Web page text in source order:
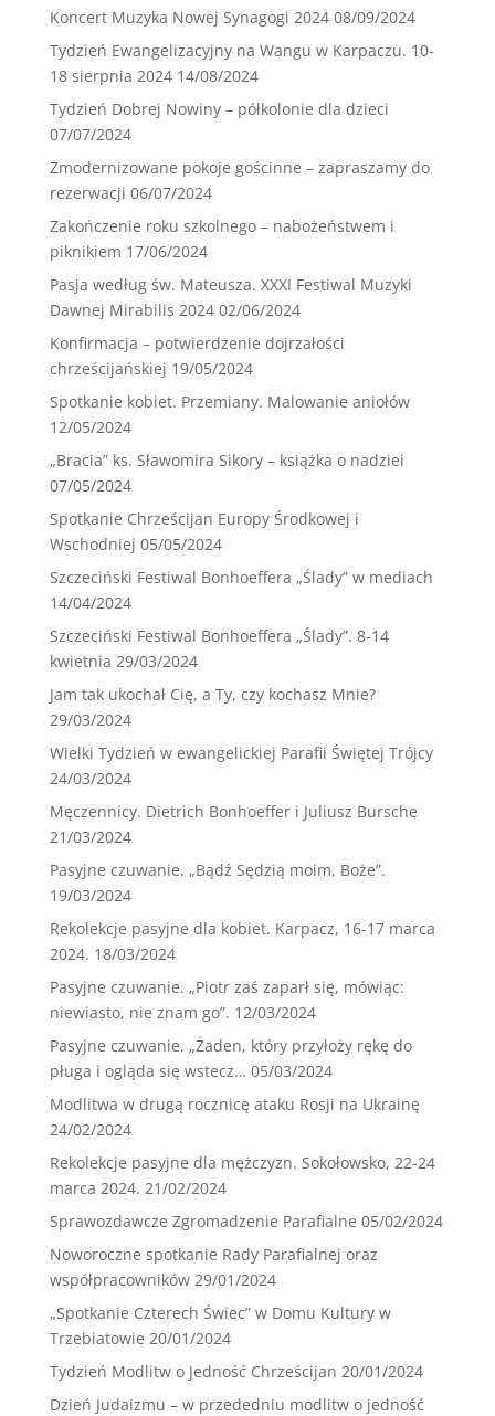
Koncert Muzyka Nowej Synagogi 2024 08/09/2024
Tydzień Ewangelizacyjny na Wangu w Karpaczu. 10-
18 sierpnia 2024 14/08/2024
Tydzień Dobrej Nowiny – półkolonie dla dzieci
07/07/2024
Zmodernizowane pokoje gościnne – zapraszamy do
rezerwacji 06/07/2024
Zakończenie roku szkolnego – nabożeństwem i
piknikiem 17/06/2024
Pasja według św. Mateusza. XXXI Festiwal Muzyki
Dawnej Mirabilis 2024 02/06/2024
Konfirmacja – potwierdzenie dojrzałości
chrześcijańskiej 19/05/2024
Spotkanie kobiet. Przemiany. Malowanie aniołów
12/05/2024
„Bracia” ks. Sławomira Sikory – książka o nadziei
07/05/2024
Spotkanie Chrześcijan Europy Środkowej i
Wschodniej 05/05/2024
Szczeciński Festiwal Bonhoeffera „Ślady” w mediach
14/04/2024
Szczeciński Festiwal Bonhoeffera „Ślady”. 8-14
kwietnia 29/03/2024
Jam tak ukochał Cię, a Ty, czy kochasz Mnie?
29/03/2024
Wielki Tydzień w ewangelickiej Parafii Świętej Trójcy
24/03/2024
Męczennicy. Dietrich Bonhoeffer i Juliusz Bursche
21/03/2024
Pasyjne czuwanie. „Bądź Sędzią moim, Boże”.
19/03/2024
Rekolekcje pasyjne dla kobiet. Karpacz, 16-17 marca
2024. 18/03/2024
Pasyjne czuwanie. „Piotr zaś zaparł się, mówiąc:
niewiasto, nie znam go”. 12/03/2024
Pasyjne czuwanie. „Żaden, który przyłoży rękę do
pługa i ogląda się wstecz… 05/03/2024
Modlitwa w drugą rocznicę ataku Rosji na Ukrainę
24/02/2024
Rekolekcje pasyjne dla mężczyzn. Sokołowsko, 22-24
marca 2024. 21/02/2024
Sprawozdawcze Zgromadzenie Parafialne 05/02/2024
Noworoczne spotkanie Rady Parafialnej oraz
współpracowników 29/01/2024
„Spotkanie Czterech Świec” w Domu Kultury w
Trzebiatowie 20/01/2024
Tydzień Modlitw o Jedność Chrześcijan 20/01/2024
Dzień Judaizmu – w przededniu modlitw o jedność